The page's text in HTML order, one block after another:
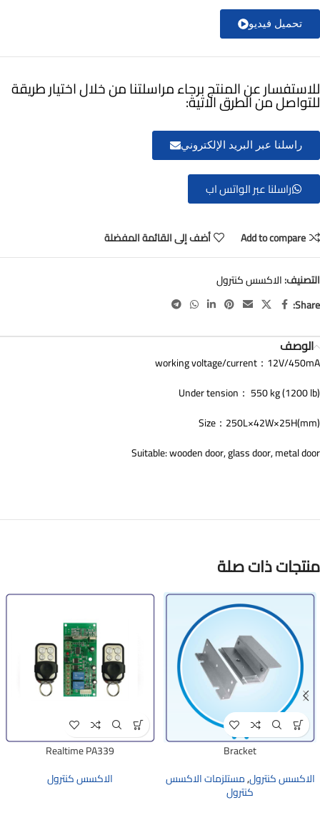
تحميل فيديو
للاستفسار عن المنتج برجاء مراسلتنا من خلال اختيار طريقة
للتواصل من الطرق الاتية:
راسلنا عبر البريد الإلكتروني
راسلنا عبر الواتس اب
Add to compare أضف إلى القائمة المفضلة
التصنيف:الاكسس كنترول
Share:
الوصف
working voltage/current：12V/450mA
Under tension： 550 kg (1200 lb)
Size：250L×42W×25H(mm)
Suitable: wooden door, glass door, metal door
منتجات ذات صلة
Bracket
الاكسس كنترول,مستلزمات الاكسس
كنترول
Realtime PA339
الاكسس كنترول